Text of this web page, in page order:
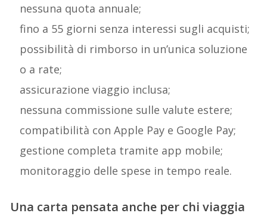
nessuna quota annuale;
fino a 55 giorni senza interessi sugli acquisti;
possibilità di rimborso in un’unica soluzione
o a rate;
assicurazione viaggio inclusa;
nessuna commissione sulle valute estere;
compatibilità con Apple Pay e Google Pay;
gestione completa tramite app mobile;
monitoraggio delle spese in tempo reale.
Una carta pensata anche per chi viaggia